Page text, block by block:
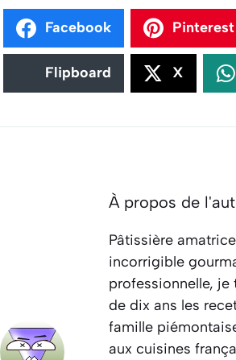
Facebook Pinterest
Flipboard X
À propos de
Pâtissière
incorrigible
professionnelle, je
de dix ans les
famille
aux cuisines